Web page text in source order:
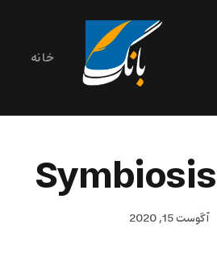
خانه
Symbiosis
آگوست 15, 2020